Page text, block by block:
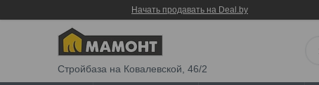
Начать продавать на Deal.by
Стройбаза на Ковалевской, 46/2